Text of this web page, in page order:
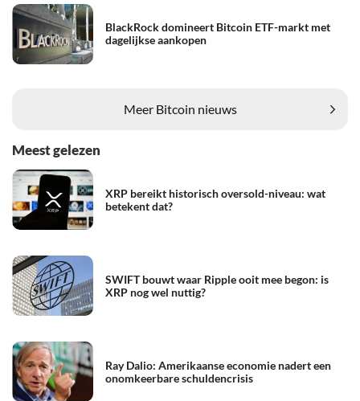
BlackRock domineert Bitcoin ETF-markt met
dagelijkse aankopen
Meer Bitcoin nieuws
Meest gelezen
XRP bereikt historisch oversold-niveau: wat
betekent dat?
SWIFT bouwt waar Ripple ooit mee begon: is
XRP nog wel nuttig?
Ray Dalio: Amerikaanse economie nadert een
onomkeerbare schuldencrisis